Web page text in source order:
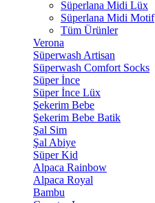
Süperlana Midi Lüx
Süperlana Midi Motif
Tüm Ürünler
Verona
Süperwash Artisan
Süperwash Comfort Socks
Süper İnce
Süper İnce Lüx
Şekerim Bebe
Şekerim Bebe Batik
Şal Sim
Şal Abiye
Süper Kid
Alpaca Rainbow
Alpaca Royal
Bambu